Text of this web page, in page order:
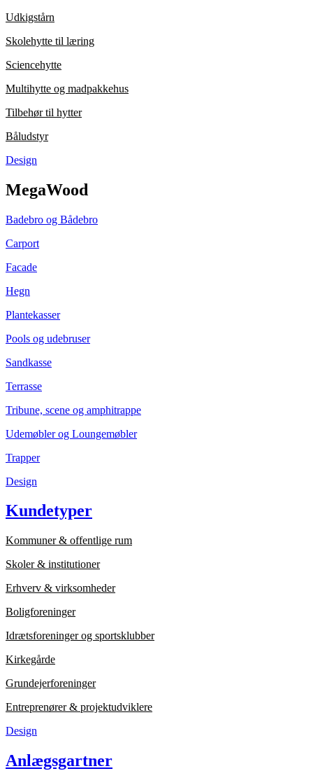
Udkigstårn
Skolehytte til læring
Sciencehytte
Multihytte og madpakkehus
Tilbehør til hytter
Båludstyr
Design
MegaWood
Badebro og Bådebro
Carport
Facade
Hegn
Plantekasser
Pools og udebruser
Sandkasse
Terrasse
Tribune, scene og amphitrappe
Udemøbler og Loungemøbler
Trapper
Design
Kundetyper
Kommuner & offentlige rum
Skoler & institutioner
Erhverv & virksomheder
Boligforeninger
Idrætsforeninger og sportsklubber
Kirkegårde
Grundejerforeninger
Entreprenører & projektudviklere
Design
Anlægsgartner